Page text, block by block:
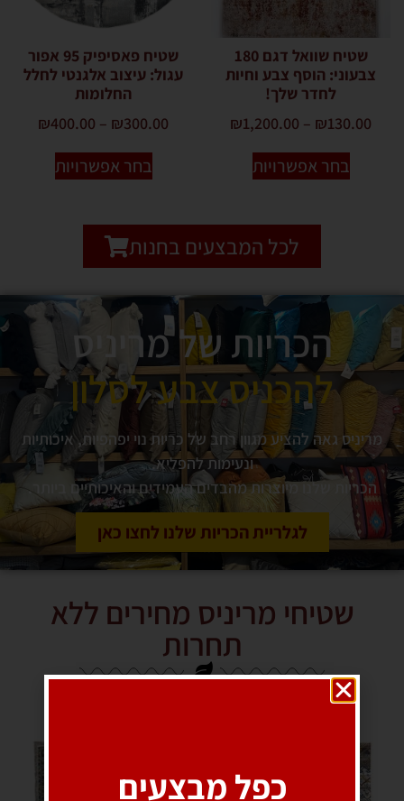
שטיח שוואל דגם 180
צבעוני: הוסף צבע וחיות
לחדר שלך!
₪130.00
–
₪1,200.00
בחר אפשרויות
שטיח פאסיפיק 95 אפור
עגול: עיצוב אלגנטי לחלל
החלומות
₪300.00
–
₪400.00
בחר אפשרויות
לכל המבצעים בחנות
הכריות של מריניס
להכניס צבע לסלון
מריניס גאה להציע מגוון רחב של כריות נוי יפהפיות, איכותיות
ונעימות להפליא.
הכריות שלנו מיוצרות מהבדים העמידים והאיכותיים ביותר.
לגלריית הכריות שלנו לחצו כאן
שטיחי מריניס מחירים ללא
תחרות
כפל מבצעים